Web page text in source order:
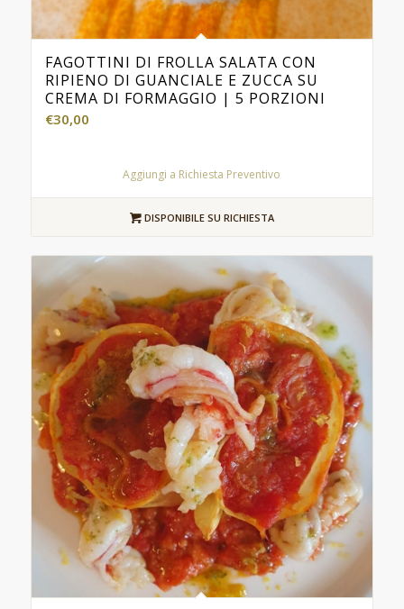
FAGOTTINI DI FROLLA SALATA CON
RIPIENO DI GUANCIALE E ZUCCA SU
CREMA DI FORMAGGIO | 5 PORZIONI
€30,00
Aggiungi a Richiesta Preventivo
DISPONIBILE SU RICHIESTA